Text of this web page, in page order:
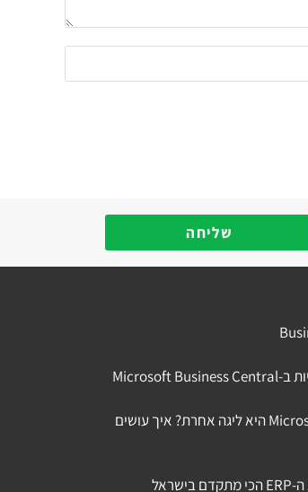
שליחה
למה Microsoft Business Central היא ליגה אחרת? איך עושים